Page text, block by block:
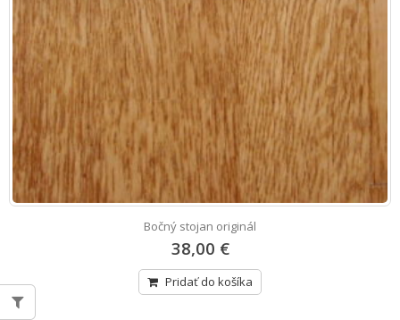
Bočný stojan originál
38,00 €
Pridať do košíka